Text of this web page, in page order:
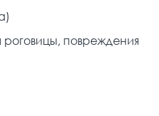
роговицы, повреждения